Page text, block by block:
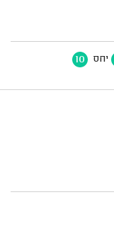
יחס 10